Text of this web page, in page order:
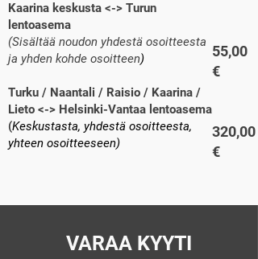
Kaarina keskusta <-> Turun
lentoasema
(Sisältää noudon yhdestä osoitteesta
ja yhden kohde osoitteen)
Turku / Naantali / Raisio / Kaarina /
Lieto <-> Helsinki-Vantaa lentoasema
(Keskustasta, yhdestä osoitteesta,
yhteen osoitteeseen)
55,00
€
320,00
€
VARAA KYYTI